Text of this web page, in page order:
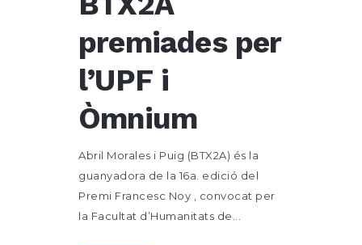
premiades per
l’UPF i
Òmnium
Abril Morales i Puig (BTX2A) és la
guanyadora de la 16a. edició del
Premi Francesc Noy , convocat per
la Facultat d’Humanitats de...